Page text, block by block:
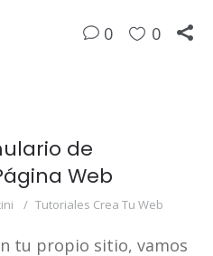
0 0
de
Web
Tutoriales Crea Tu Web
tu propio sitio, vamos